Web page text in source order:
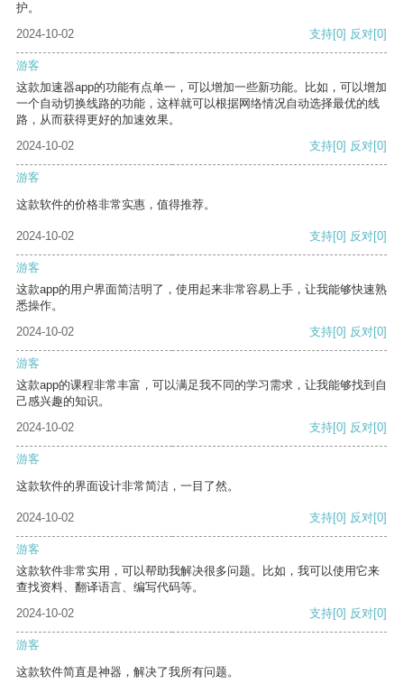
护。
2024-10-02
支持[0] 反对[0]
游客
这款加速器app的功能有点单一，可以增加一些新功能。比如，可以增加
一个自动切换线路的功能，这样就可以根据网络情况自动选择最优的线
路，从而获得更好的加速效果。
2024-10-02
支持[0] 反对[0]
游客
这款软件的价格非常实惠，值得推荐。
2024-10-02 支持[0] 反对[0]
游客
这款app的用户界面简洁明了，使用起来非常容易上手，让我能够快速熟
悉操作。
2024-10-02
支持[0] 反对[0]
游客
这款app的课程非常丰富，可以满足我不同的学习需求，让我能够找到自
己感兴趣的知识。
2024-10-02
支持[0] 反对[0]
游客
这款软件的界面设计非常简洁，一目了然。
2024-10-02 支持[0] 反对[0]
游客
这款软件非常实用，可以帮助我解决很多问题。比如，我可以使用它来
查找资料、翻译语言、编写代码等。
2024-10-02
支持[0] 反对[0]
游客
这款软件简直是神器，解决了我所有问题。